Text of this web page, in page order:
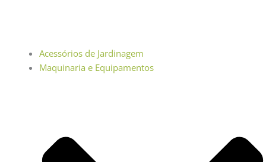
Acessórios de Jardinagem
Maquinaria e Equipamentos